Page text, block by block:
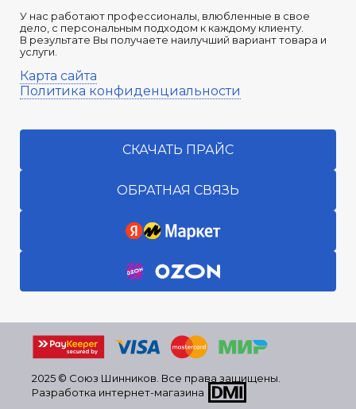
У нас работают профессионалы, влюбленные в свое
дело, с персональным подходом к каждому клиенту.
В результате Вы получаете наилучший вариант товара и
услуги.
Карта сайта
Политика конфиденциальности
СКАЧАТЬ ПРАЙС
ОБРАТНАЯ СВЯЗЬ
2025 © Союз Шинников. Все права защищены.
Разработка интернет-магазина